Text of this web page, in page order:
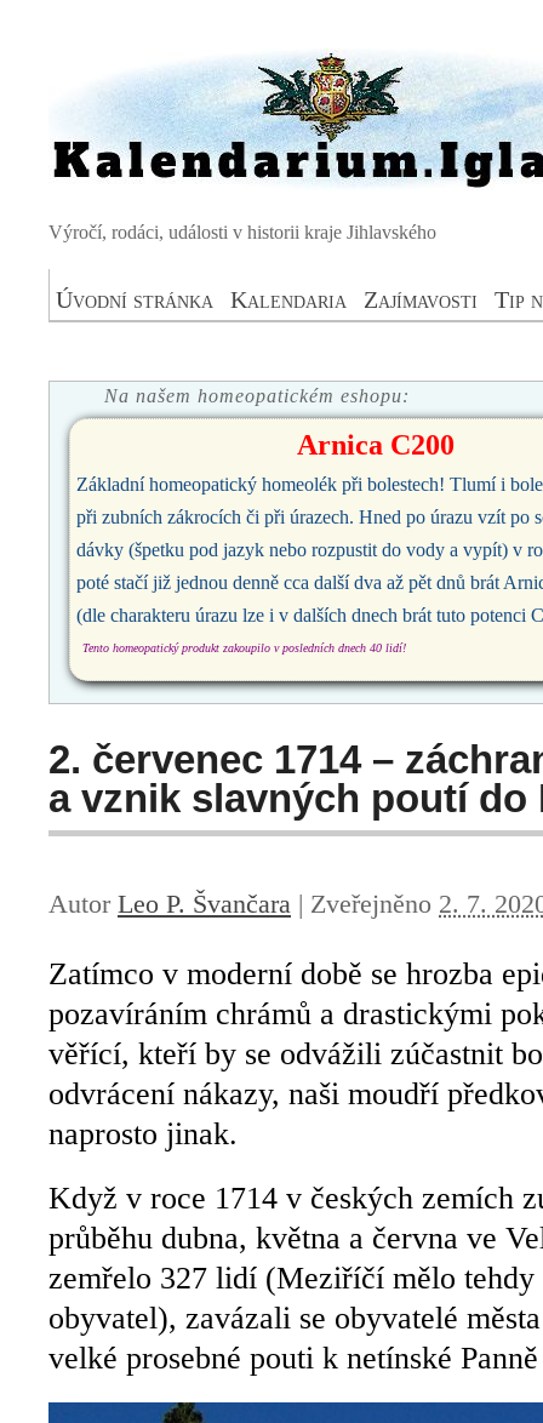
Výročí, rodáci, události v historii kraje Jihlavského
Úvodní stránka Kalendaria Zajímavosti Tip
Na našem homeopatickém eshopu:
Arnica C200
Základní homeopatický homeolék při bolestech! Tlumí i
při zubních zákrocích či při úrazech. Hned po úrazu vzít po
dávky (špetku pod jazyk nebo rozpustit do vody a vypít) v
poté stačí již jednou denně cca další dva až pět dnů brát
(dle charakteru úrazu lze i v dalších dnech brát tuto potenci
Tento homeopatický produkt zakoupilo v posledních dnech 40 lidí!
2. červenec 1714 –
a vznik slavných poutí do
Autor Leo P. Švančara | Zveřejněno 2. 7.
Zatímco v moderní době se hrozba
pozavíráním chrámů a drastickými
věřící, kteří by se odvážili zúčastnit
odvrácení nákazy, naši moudří
naprosto jinak.
Když v roce 1714 v českých zemích
průběhu dubna, května a června ve
zemřelo 327 lidí (Meziříčí mělo tehdy
obyvatel), zavázali se obyvatelé
velké prosebné pouti k netínské